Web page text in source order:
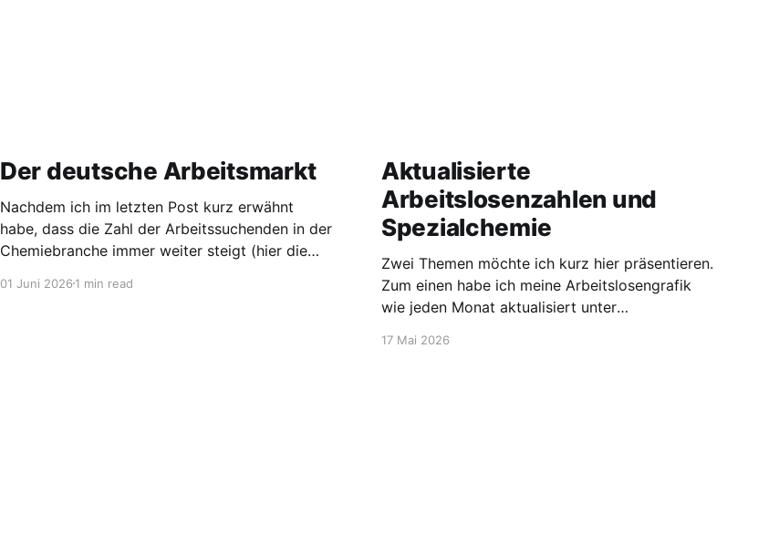
Der deutsche Arbeitsmarkt
Nachdem ich im letzten Post kurz erwähnt
habe, dass die Zahl der Arbeitssuchenden in der
Chemiebranche immer weiter steigt (hier die
den gesamten Arbeitsmarkt werfen. Laut
01 Juni 20261 min read
Aktualisierte
Arbeitslosenzahlen und
Spezialchemie
Zwei Themen möchte ich kurz hier präsentieren.
Zum einen habe ich meine Arbeitslosengrafik
wie jeden Monat aktualisiert unter
chemiker.de/arbeitslose-chemiker/. Und die
17 Mai 2026